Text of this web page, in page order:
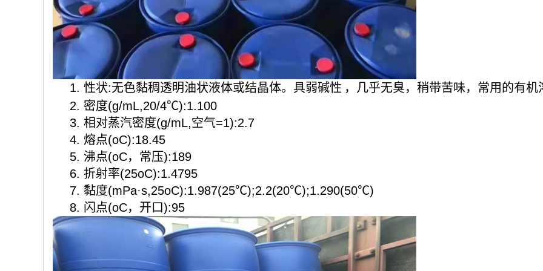
1. 性状:无色黏稠透明油状液体或结晶体。具弱碱性 ，几乎无臭，稍带苦味，常用的有机
2. 密度(g/mL,20/4℃):1.100
3. 相对蒸汽密度(g/mL,空气=1):2.7
4. 熔点(oC):18.45
5. 沸点(oC，常压):189
6. 折射率(25oC):1.4795
7. 黏度(mPa·s,25oC):1.987(25℃);2.2(20℃);1.290(50℃)
8. 闪点(oC，开口):95